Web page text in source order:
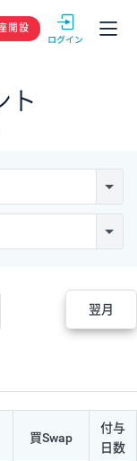
GMOクリック
開設
ト
翌月
買Swap
付与
日数